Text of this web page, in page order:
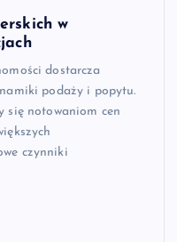
w
dostarcza
podaży i popytu.
się notowaniom cen
czynniki